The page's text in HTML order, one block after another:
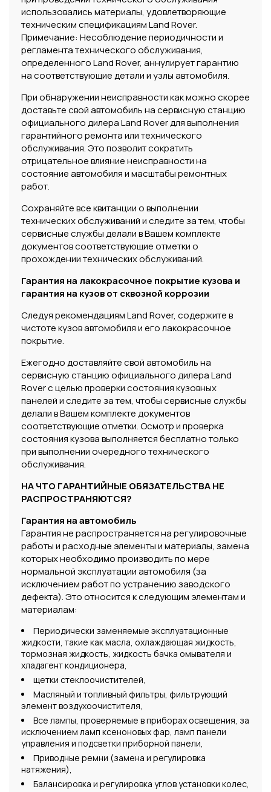
использовались материалы, удовлетворяющие
техническим спецификациям Land Rover.
Примечание: Несоблюдение периодичности и
регламента технического обслуживания,
определенного Land Rover, аннулирует гарантию
на соответствующие детали и узлы автомобиля.
При обнаружении неисправности как можно скорее
доставьте свой автомобиль на сервисную станцию
официального дилера Land Rover для выполнения
гарантийного ремонта или технического
обслуживания. Это позволит сократить
отрицательное влияние неисправности на
состояние автомобиля и масштабы ремонтных
работ.
Сохраняйте все квитанции о выполнении
технических обслуживаний и следите за тем, чтобы
сервисные службы делали в Вашем комплекте
документов соответствующие отметки о
прохождении технических обслуживаний.
Гарантия на лакокрасочное покрытие кузова и
гарантия на кузов от сквозной коррозии
Следуя рекомендациям Land Rover, содержите в
чистоте кузов автомобиля и его лакокрасочное
покрытие.
Ежегодно доставляйте свой автомобиль на
сервисную станцию официального дилера Land
Rover с целью проверки состояния кузовных
панелей и следите за тем, чтобы сервисные службы
делали в Вашем комплекте документов
соответствующие отметки. Осмотр и проверка
состояния кузова выполняется бесплатно только
при выполнении очередного технического
обслуживания.
НА ЧТО ГАРАНТИЙНЫЕ ОБЯЗАТЕЛЬСТВА НЕ
РАСПРОСТРАНЯЮТСЯ?
Гарантия на автомобиль
Гарантия не распространяется на регулировочные
работы и расходные элементы и материалы, замена
которых необходимо производить по мере
нормальной эксплуатации автомобиля (за
исключением работ по устранению заводского
дефекта). Это относится к следующим элементам и
материалам:
Периодически заменяемые эксплуатационные
жидкости, такие как масла, охлаждающая жидкость,
тормозная жидкость, жидкость бачка омывателя и
хладагент кондиционера,
щетки стеклоочистителей,
Масляный и топливный фильтры, фильтрующий
элемент воздухоочистителя,
Все лампы, проверяемые в приборах освещения, за
исключением ламп ксеноновых фар, ламп панели
управления и подсветки приборной панели,
Приводные ремни (замена и регулировка
натяжения),
Балансировка и регулировка углов установки колес,